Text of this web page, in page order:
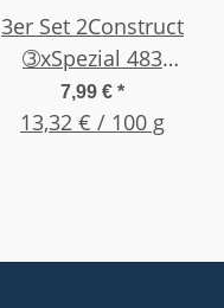
3er Set 2Construct
➂xSpezial 483
Serie
7,99 € *
13,32 € / 100 g